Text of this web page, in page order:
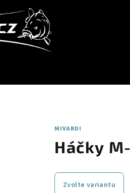
MIVARDI
Háčky
Zvolte variantu